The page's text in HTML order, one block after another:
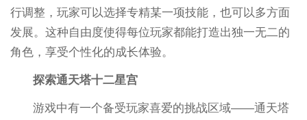
行调整，玩家可以选择专精某一项技能，也可以多方面
发展。这种自由度使得每位玩家都能打造出独一无二的
角色，享受个性化的成长体验。
探索通天塔十二星宫
游戏中有一个备受玩家喜爱的挑战区域——通天塔